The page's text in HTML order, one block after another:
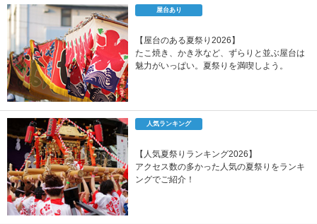
屋台あり
【屋台のある夏祭り2026】
たこ焼き、かき氷など、ずらりと並ぶ屋台は
魅力がいっぱい。夏祭りを満喫しよう。
人気ランキング
【人気夏祭りランキング2026】
アクセス数の多かった人気の夏祭りをランキ
ングでご紹介！